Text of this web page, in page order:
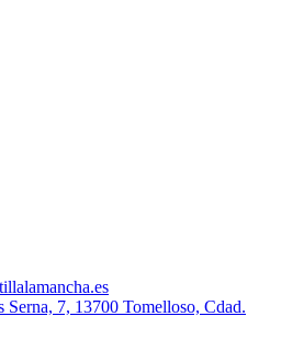
7, 13700 Tomelloso, Cdad.